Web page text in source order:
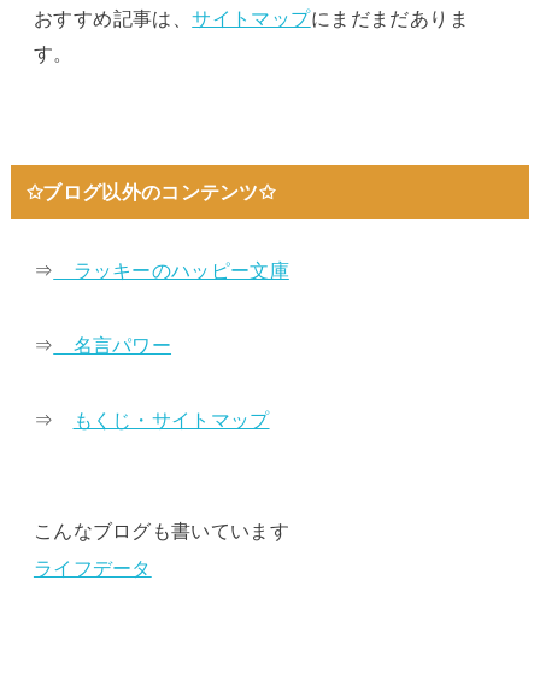
おすすめ記事は、サイトマップにまだまだありま
す。
✩ブログ以外のコンテンツ✩
⇒ ラッキーのハッピー文庫
⇒ 名言パワー
⇒ もくじ・サイトマップ
こんなブログも書いています
ライフデータ